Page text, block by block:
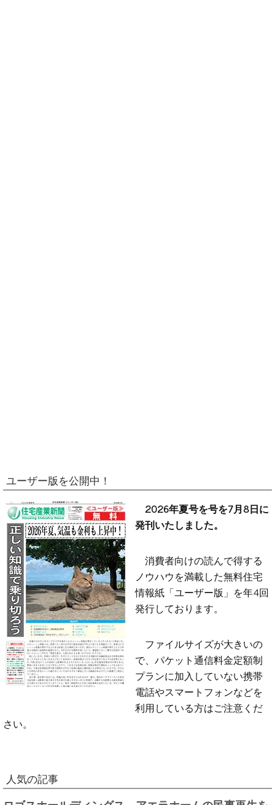
ユーザー版を公開中！
2026年夏号を号を7月8日に
発刊いたしました。
消費者向けの読んで得する
ノウハウを満載した無料住宅
情報紙「ユーザー版」を年4回
発行しております。
ファイルサイズが大きいの
で、パケット通信料金定額制
プランに加入していない携帯
電話やスマートフォンなどを
利用している方はご注意くだ
さい。
人気の記事